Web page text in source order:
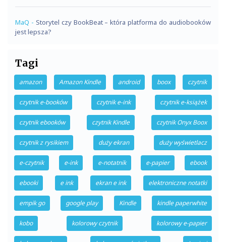
MaQ - Storytel czy BookBeat – która platforma do audiobooków
jest lepsza?
Tagi
amazon Amazon Kindle android boox czytnik
czytnik e-booków czytnik e-ink czytnik e-książek
czytnik ebooków czytnik Kindle czytnik Onyx Boox
czytnik z rysikiem duży ekran duży wyświetlacz
e-czytnik e-ink e-notatnik e-papier ebook
ebooki e ink ekran e ink elektroniczne notatki
empik go google play Kindle kindle paperwhite
kobo kolorowy czytnik kolorowy e-papier